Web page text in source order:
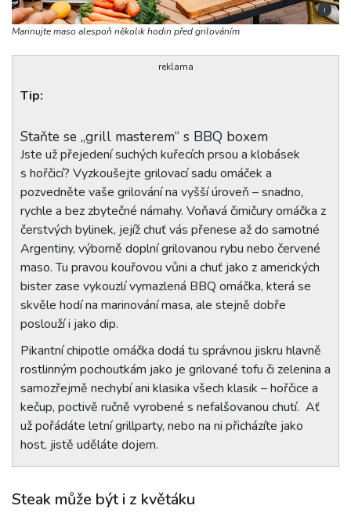
i
Marinujte maso alespoň několik hodin před grilováním
reklama
Tip:
Staňte se „grill masterem“ s BBQ boxem
Jste už přejedení suchých kuřecích prsou a klobásek
s hořčicí? Vyzkoušejte grilovací sadu omáček a
pozvedněte vaše grilování na vyšší úroveň – snadno,
rychle a bez zbytečné námahy. Voňavá čimičury omáčka z
čerstvých bylinek, jejíž chuť vás přenese až do samotné
Argentiny, výborně doplní grilovanou rybu nebo červené
maso. Tu pravou kouřovou vůni a chuť jako z amerických
bister zase vykouzlí vymazlená BBQ omáčka, která se
skvěle hodí na marinování masa, ale stejně dobře
poslouží i jako dip.
Pikantní chipotle omáčka dodá tu správnou jiskru hlavně
rostlinným pochoutkám jako je grilované tofu či zelenina a
samozřejmě nechybí ani klasika všech klasik – hořčice a
kečup, poctivě ručně vyrobené s nefalšovanou chutí. Ať
už pořádáte letní grillparty, nebo na ni přicházíte jako
host, jistě uděláte dojem.
Steak může být i z květáku